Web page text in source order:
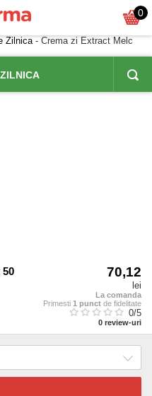
0
Zilnica- Crema zi Extract Melc
50
70,12
lei
La comanda
Primesti 1 punct de fidelitate
0/5
0 review-uri